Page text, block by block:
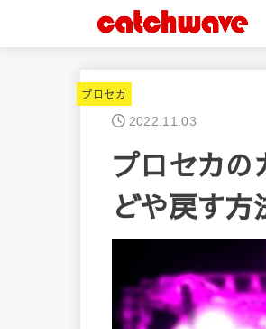
プロセカ
2022.11.03
プロセカの
どや戻す